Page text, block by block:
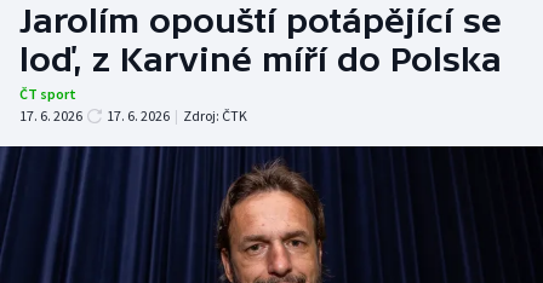
Hokej
Tenis
Atletika
Cyklistika
DALŠÍ SPORTY
Jarolím opouští potápějící se
loď, z Karviné míří do Polska
ČT sport
17. 6. 2026
17. 6. 2026 | Zdroj: ČTK